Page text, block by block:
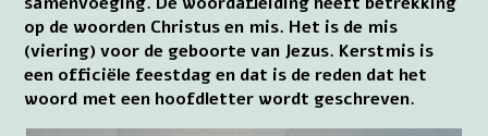
op de woorden Christus en mis. Het is de mis
(viering) voor de geboorte van Jezus. Kerstmis is
een officiële feestdag en dat is de reden dat het
woord met een hoofdletter wordt geschreven.